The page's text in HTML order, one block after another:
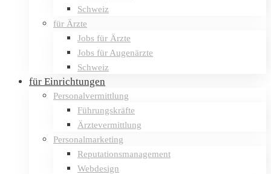
Schweiz
für Ärzte
Jobs für Ärzte
Jobs für Augenärzte
Schweiz
für Einrichtungen
Personalvermittlung
Führungskräfte
Ärztevermittlung
Personalmarketing
Reputationsmanagement
Webdesign